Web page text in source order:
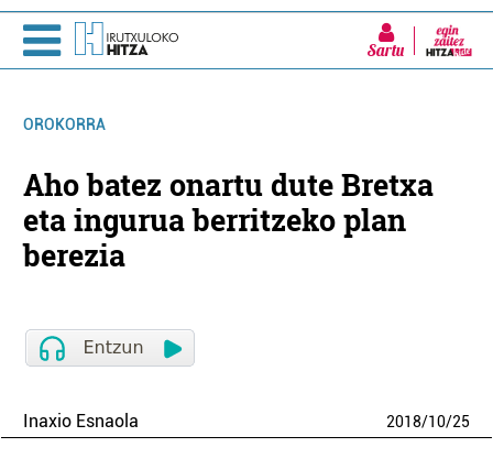
Sartu
OROKORRA
Aho batez onartu dute Bretxa
eta ingurua berritzeko plan
berezia
Inaxio Esnaola 2018/10/25